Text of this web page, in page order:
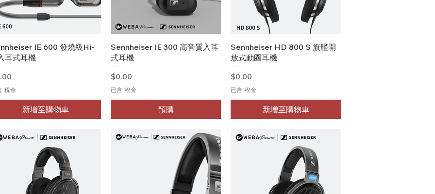
快速瀏覽
IE 600 發燒級Hi-
耳式耳機
稅金
新增至購物車
快速瀏覽
Sennheiser IE 300 高音質入耳
式耳機
價格
$0.00
已含 稅金
預購
快速瀏覽
Sennheiser HD 800 S 旗艦開
放式動圈耳機
價格
$0.00
已含 稅金
新增至購物車